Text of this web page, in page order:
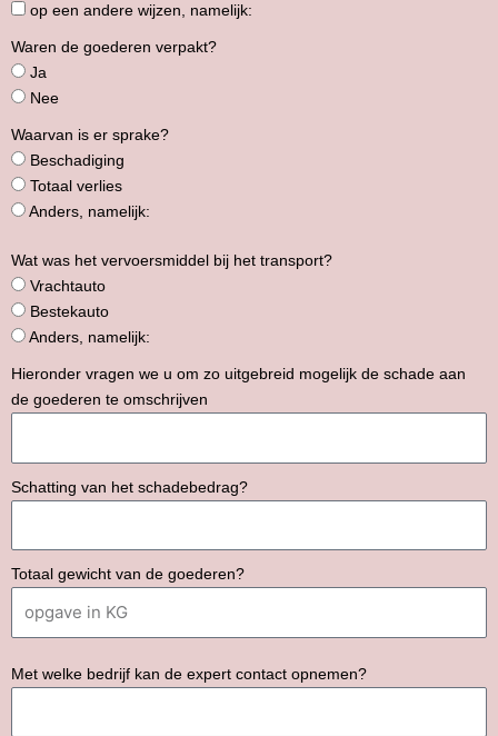
op een andere wijzen, namelijk:
Waren de goederen verpakt?
Ja
Nee
Waarvan is er sprake?
Beschadiging
Totaal verlies
Anders, namelijk:
Wat was het vervoersmiddel bij het transport?
Vrachtauto
Bestekauto
Anders, namelijk:
Hieronder vragen we u om zo uitgebreid mogelijk de schade aan
de goederen te omschrijven
Schatting van het schadebedrag?
Totaal gewicht van de goederen?
Met welke bedrijf kan de expert contact opnemen?